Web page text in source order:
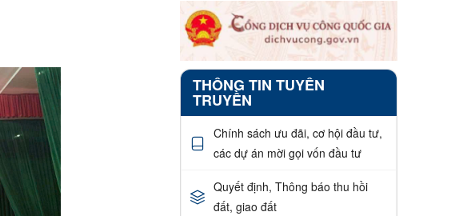
THÔNG TIN TUYÊN
TRUYỀN
Chính sách ưu đãi, cơ hội đầu tư,
các dự án mời gọi vốn đầu tư
Quyết định, Thông báo thu hồi
đất, giao đất